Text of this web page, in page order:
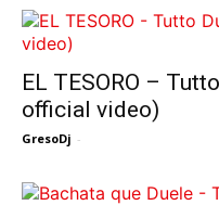
EL TESORO –
official video)
GresoDj -